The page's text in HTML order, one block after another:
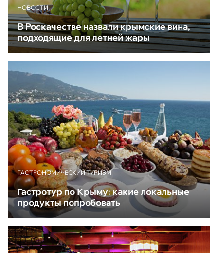
НОВОСТИ
В Роскачестве назвали крымские вина,
подходящие для летней жары
ГАСТРОНОМИЧЕСКИЙ ТУРИЗМ
Гастротур по Крыму: какие локальные
продукты попробовать